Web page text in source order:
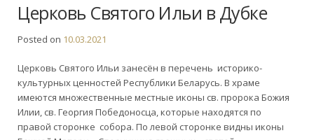
Церковь Святого Ильи в Дубке
Posted on 10.03.2021
Церковь Святого Ильи занесён в перечень историко-
культурных ценностей Республики Беларусь. В храме
имеются множественные местные иконы св. пророка Божия
Илии, св. Георгия Победоносца, которые находятся по
правой сторонке собора. По левой сторонке видны иконы